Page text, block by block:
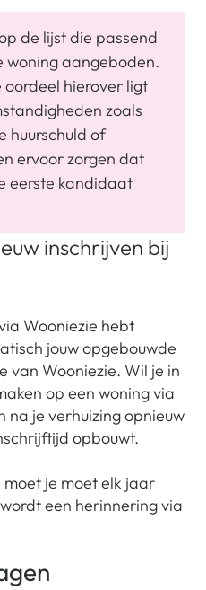
de lijst die passend
woning aangeboden.
hierover ligt
zoals
huurschuld of
ervoor zorgen dat
eerste kandidaat
inschrijven bij
Wooniezie hebt
jouw opgebouwde
van Wooniezie. Wil je in
op een woning via
na je verhuizing opnieuw
opbouwt.
moet je moet elk jaar
een herinnering via